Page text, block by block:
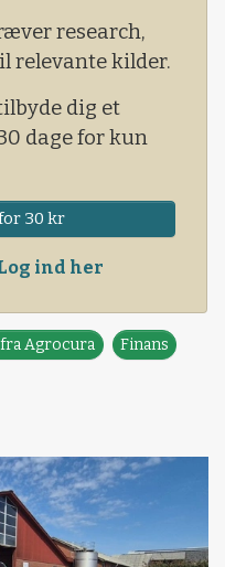
research,
relevante kilder.
dig et
dage for kun
30 kr
ind her
Agrocura Finans